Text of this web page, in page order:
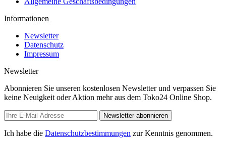
Informationen
Newsletter
Datenschutz
Impressum
Newsletter
Abonnieren Sie unseren kostenlosen Newsletter und verpassen Sie
keine Neuigkeit oder Aktion mehr aus dem Toko24 Online Shop.
Newsletter abonnieren
Ich habe die Datenschutzbestimmungen zur Kenntnis genommen.